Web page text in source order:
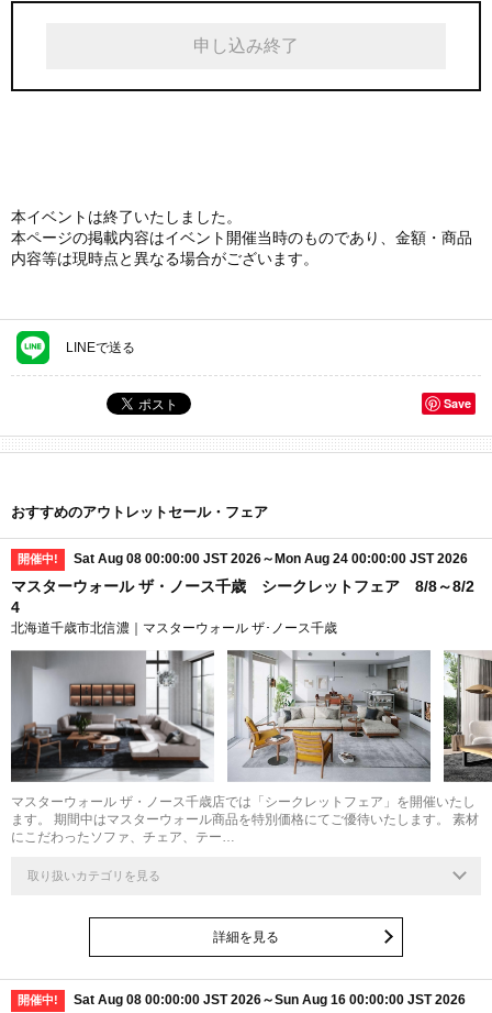
申し込み終了
本イベントは終了いたしました。
本ページの掲載内容はイベント開催当時のものであり、金額・商品
内容等は現時点と異なる場合がございます。
LINEで送る
Save
おすすめのアウトレットセール・フェア
開催中! Sat Aug 08 00:00:00 JST 2026～Mon Aug 24 00:00:00 JST 2026
マスターウォール ザ・ノース千歳 シークレットフェア 8/8～8/2
4
北海道千歳市北信濃｜マスターウォール ザ･ノース千歳
マスターウォール ザ・ノース千歳店では「シークレットフェア」を開催いたし
ます。 期間中はマスターウォール商品を特別価格にてご優待いたします。 素材
にこだわったソファ、チェア、テー…
取り扱いカテゴリを見る
詳細を見る
開催中! Sat Aug 08 00:00:00 JST 2026～Sun Aug 16 00:00:00 JST 2026